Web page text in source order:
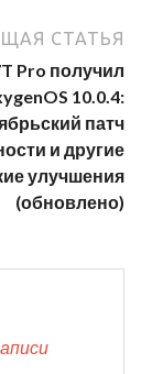
СТАТЬЯ
Pro получил
10.0.4:
патч
и другие
улучшения
(обновлено)